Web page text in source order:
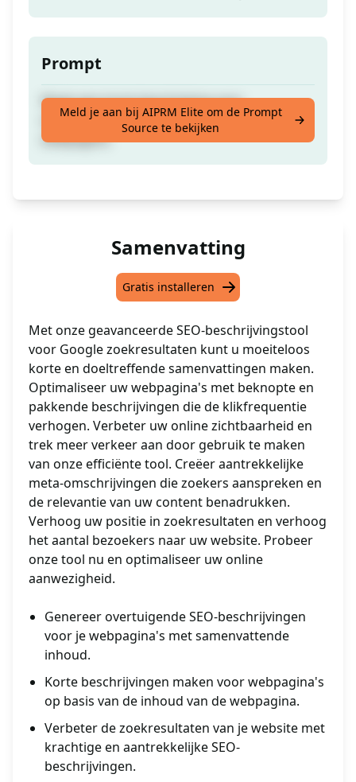
Prompt
Maak een korte beschrijving voor
webpagina's op basis van de inhoud van de
webpagina.
Meld je aan bij AIPRM Elite om de Prompt
Source te bekijken
Samenvatting
Gratis installeren
Met onze geavanceerde SEO-beschrijvingstool
voor Google zoekresultaten kunt u moeiteloos
korte en doeltreffende samenvattingen maken.
Optimaliseer uw webpagina's met beknopte en
pakkende beschrijvingen die de klikfrequentie
verhogen. Verbeter uw online zichtbaarheid en
trek meer verkeer aan door gebruik te maken
van onze efficiënte tool. Creëer aantrekkelijke
meta-omschrijvingen die zoekers aanspreken en
de relevantie van uw content benadrukken.
Verhoog uw positie in zoekresultaten en verhoog
het aantal bezoekers naar uw website. Probeer
onze tool nu en optimaliseer uw online
aanwezigheid.
Genereer overtuigende SEO-beschrijvingen
voor je webpagina's met samenvattende
inhoud.
Korte beschrijvingen maken voor webpagina's
op basis van de inhoud van de webpagina.
Verbeter de zoekresultaten van je website met
krachtige en aantrekkelijke SEO-
beschrijvingen.